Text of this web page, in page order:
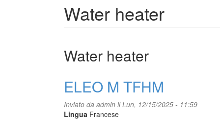
Water heater
Water heater
ELEO M TFHM
Inviato da admin il Lun, 12/15/2025 - 11:59
Lingua Francese